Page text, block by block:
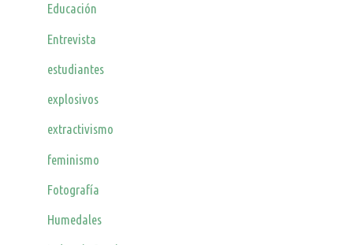
Educación
Entrevista
estudiantes
explosivos
extractivismo
feminismo
Fotografía
Humedales